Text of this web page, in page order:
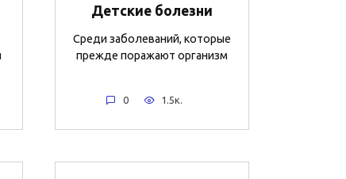
Детские болезни
Среди заболеваний, которые
прежде поражают организм
0 1.5к.